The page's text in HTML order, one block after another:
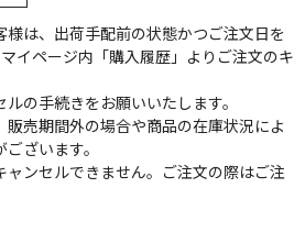
様は、出荷手配前の状態かつご注文日を
イページ内「購入履歴」よりご注文のキ
の手続きをお願いいたします。
売期間外の場合や商品の在庫状況によ
ざいます。
ンセルできません。ご注文の際はご注